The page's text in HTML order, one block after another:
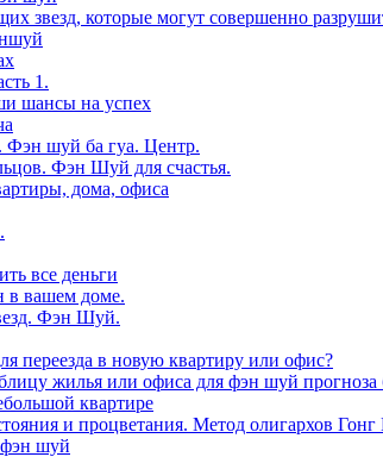
звезд, которые могут совершенно
1.
шансы на успех
Фэн шуй ба гуа. Центр.
Фэн Шуй для счастья.
дома, офиса
все деньги
в вашем доме.
Фэн Шуй.
переезда в новую квартиру или офис?
жилья или офиса для фэн шуй
квартире
и процветания. Метод олигархов Гонг
фэн шуй